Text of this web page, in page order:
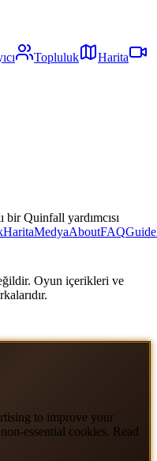
Topluluk
Harita
Quinfall yardımcısı
HaritaMedyaAboutFAQ
Oyun içerikleri ve
to improve your
essential cookies. Read